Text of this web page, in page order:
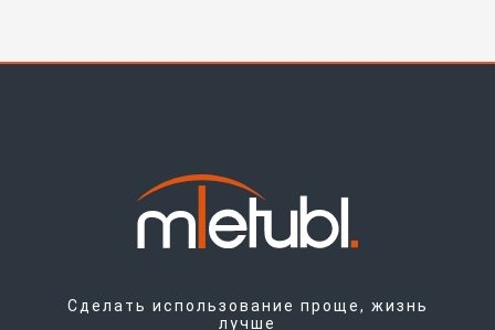
Сделать использование проще, жизнь
лучше